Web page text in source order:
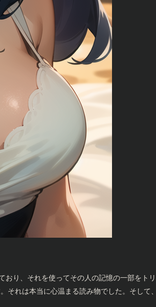
り、それを使ってその人の記憶の一部をト
れは本当に心温まる読み物でした。そし